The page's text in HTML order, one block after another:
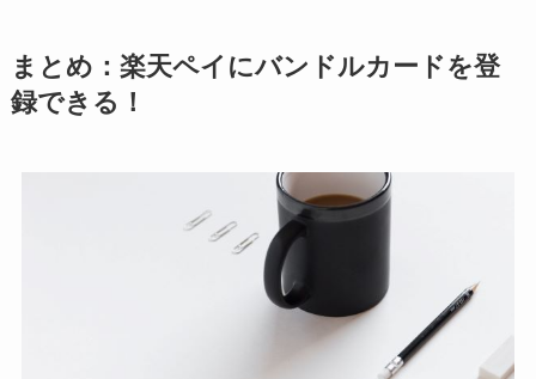
まとめ：楽天ペイにバンドルカードを登
録できる！